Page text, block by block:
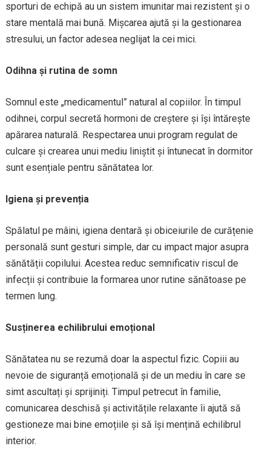
sporturi de echipă au un sistem imunitar mai rezistent și o
stare mentală mai bună. Mișcarea ajută și la gestionarea
stresului, un factor adesea neglijat la cei mici.
Odihna și rutina de somn
Somnul este „medicamentul” natural al copiilor. În timpul
odihnei, corpul secretă hormoni de creștere și își întărește
apărarea naturală. Respectarea unui program regulat de
culcare și crearea unui mediu liniștit și întunecat în dormitor
sunt esențiale pentru sănătatea lor.
Igiena și prevenția
Spălatul pe mâini, igiena dentară și obiceiurile de curățenie
personală sunt gesturi simple, dar cu impact major asupra
sănătății copilului. Acestea reduc semnificativ riscul de
infecții și contribuie la formarea unor rutine sănătoase pe
termen lung.
Susținerea echilibrului emoțional
Sănătatea nu se rezumă doar la aspectul fizic. Copiii au
nevoie de siguranță emoțională și de un mediu în care se
simt ascultați și sprijiniți. Timpul petrecut în familie,
comunicarea deschisă și activitățile relaxante îi ajută să
gestioneze mai bine emoțiile și să își mențină echilibrul
interior.